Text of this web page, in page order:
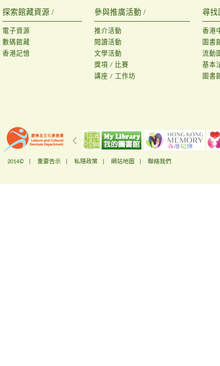
探索館藏資源 /
電子資源
數碼館藏
香港記憶
參與推廣活動 /
推介活動
閱讀活動
文學活動
獎項 / 比賽
講座 / 工作坊
尋找
香港
圖書
流動
基本
圖書
2014© | 重要告示 私隱政策 網站地圖 聯絡我們